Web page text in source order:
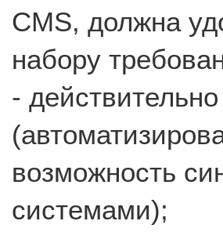
CMS, должна
набору
-
возможность
системами);